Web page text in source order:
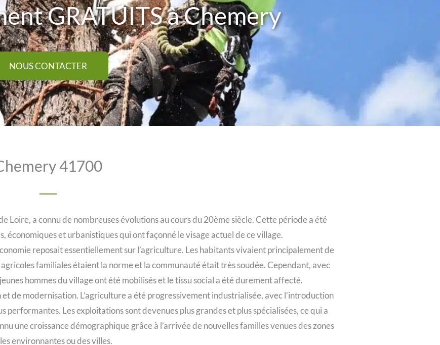
GRATUITS à Chemery
NOUS CONTACTER
41700
a connu de nombreuses évolutions au cours du 20ème siècle. Cette période a été
et urbanistiques qui ont façonné le visage actuel de ce village.
reposait essentiellement sur l’agriculture. Les habitants vivaient principalement de
familiales étaient la norme et la communauté était très soudée. Cependant, avec
hommes du village ont été mobilisés et le tissu social a été durement affecté.
de modernisation. L’agriculture a été progressivement industrialisée, avec l’introduction
performantes. Les exploitations sont devenues plus grandes et plus spécialisées, ce qui a
une croissance démographique grâce à l’arrivée de nouvelles familles venues des zones
environnantes ou des villes.